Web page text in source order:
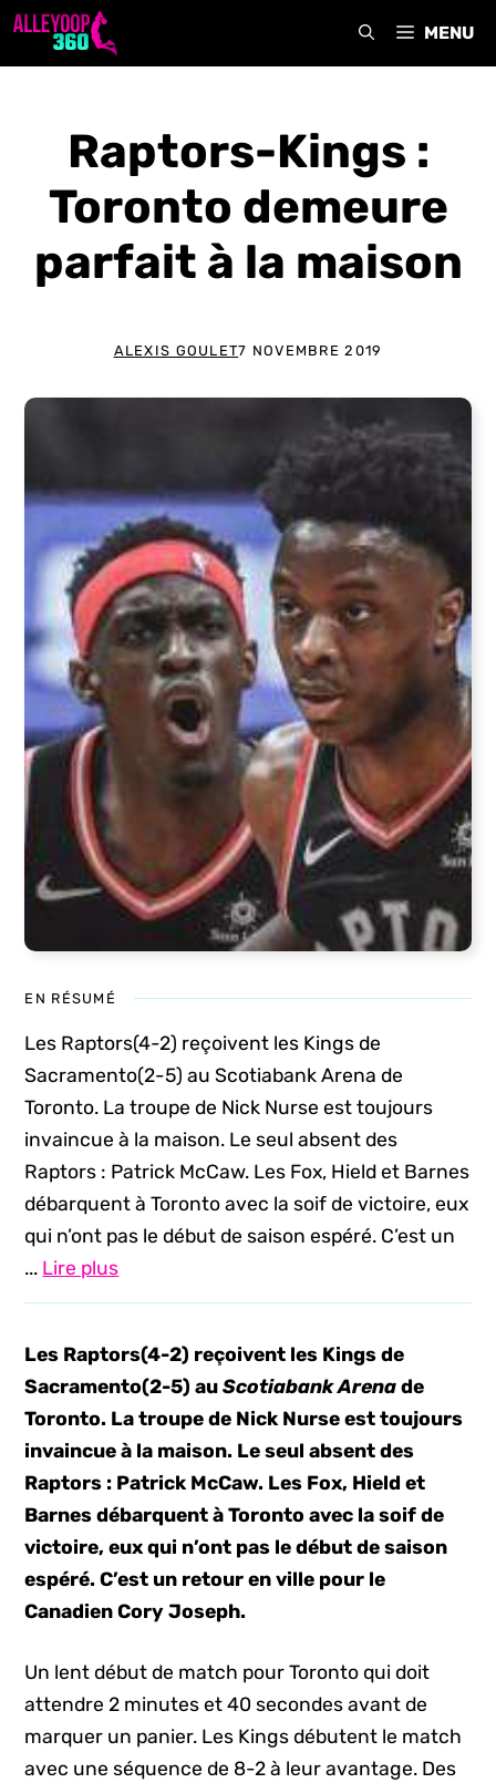
Aller
MENU
Raptors-Kings :
Toronto demeure
parfait à la maison
ALEXIS GOULET7 NOVEMBRE 2019
EN RÉSUMÉ
Les Raptors(4-2) reçoivent les Kings de
Sacramento(2-5) au Scotiabank Arena de
Toronto. La troupe de Nick Nurse est toujours
invaincue à la maison. Le seul absent des
Raptors : Patrick McCaw. Les Fox, Hield et Barnes
débarquent à Toronto avec la soif de victoire, eux
qui n’ont pas le début de saison espéré. C’est un
... Lire plus
Les Raptors(4-2) reçoivent les Kings de
Sacramento(2-5) auScotiabank Arena de
Toronto. La troupe de Nick Nurse est toujours
invaincue à la maison. Le seul absent des
Raptors : Patrick McCaw. Les Fox, Hield et
Barnes débarquent à Toronto avec la soif de
victoire, eux qui n’ont pas le début de saison
espéré. C’est un retour en ville pour le
Canadien Cory Joseph.
Un lent début de match pour Toronto qui doit
attendre 2 minutes et 40 secondes avant de
marquer un panier. Les Kings débutent le match
avec une séquence de 8-2 à leur avantage. Des